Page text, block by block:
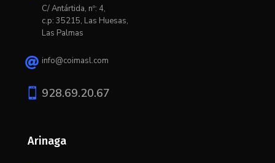
C/ Antártida, nº: 4,
c.p: 35215, Las Huesas,
Las Palmas
 info@coimasl.com
 928.69.20.67
Arinaga